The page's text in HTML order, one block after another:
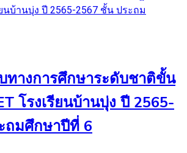
ทางการศึกษาระดับชาติขั้น
โรงเรียนบ้านบุ่ง ปี 2565-
ถมศึกษาปีที่ 6